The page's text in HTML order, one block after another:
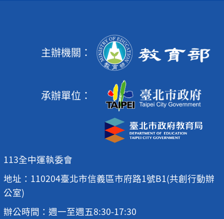
主辦機關：
承辦單位：
113全中運執委會
地址：110204臺北市信義區市府路1號B1(共創行動辦
公室)
辦公時間：週一至週五8:30-17:30